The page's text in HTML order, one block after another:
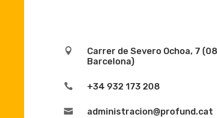

Carrer de Severo Ochoa, 7
Barcelona)
 +34 932 173 208
 administracion@profund.cat